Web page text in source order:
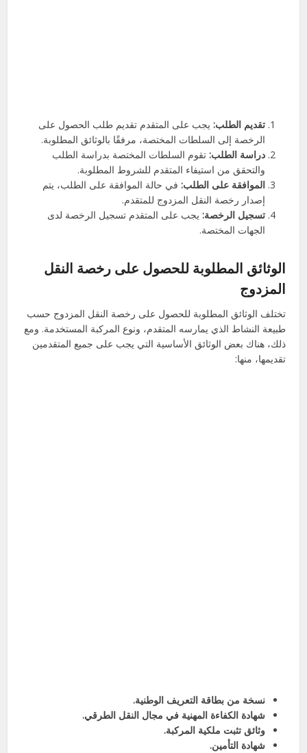
تقديم الطلب: يجب على المتقدم تقديم طلب الحصول على
الرخصة إلى السلطات المختصة، مرفقًا بالوثائق المطلوبة.
دراسة الطلب: تقوم السلطات المختصة بدراسة الطلب
والتحقق من استيفاء المتقدم للشروط المطلوبة.
الموافقة على الطلب: في حالة الموافقة على الطلب، يتم
إصدار رخصة النقل المزدوج للمتقدم.
تسجيل الرخصة: يجب على المتقدم تسجيل الرخصة لدى
الجهات المختصة.
الوثائق المطلوبة للحصول على رخصة النقل
المزدوج
تختلف الوثائق المطلوبة للحصول على رخصة النقل المزدوج حسب
طبيعة النشاط الذي يمارسه المتقدم، ونوع المركبة المستخدمة. ومع
ذلك، هناك بعض الوثائق الأساسية التي يجب على جميع المتقدمين
تقديمها، منها:
نسخة من بطاقة التعريف الوطنية.
شهادة الكفاءة المهنية في مجال النقل الطرقي.
وثائق تثبت ملكية المركبة.
شهادة التأمين.